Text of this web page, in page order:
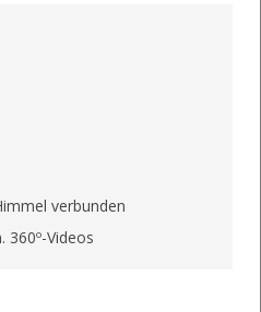
verbunden
360º-Videos